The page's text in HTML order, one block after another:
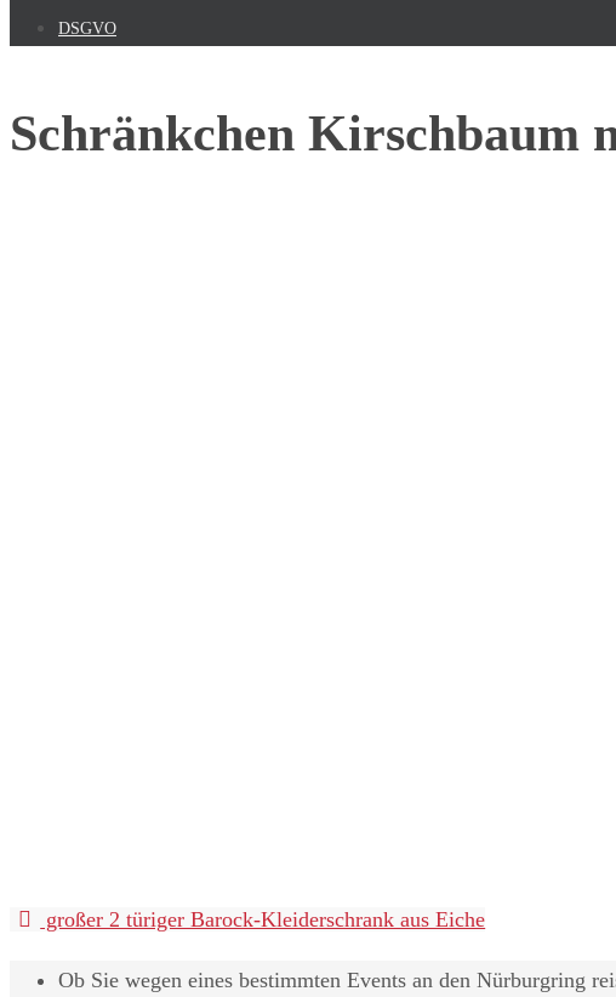
DSGVO
Schränkchen Kirschbaum
großer 2 türiger Barock-Kleiderschrank aus Eiche
Ob Sie wegen eines bestimmten Events an den Nürburgring